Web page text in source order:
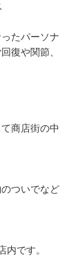
たパーソナ
復や関節、
商店街の中
ついでなど
です。